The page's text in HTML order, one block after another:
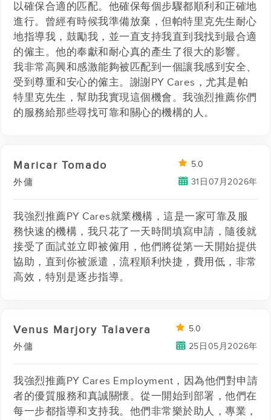
以確保合適的匹配。他確保每個步驟都順利和正確地
進行。曾經有時候我準備放棄，但帕特里克先生耐心
地指導我，鼓勵我，並一直支持我直到我找到最合適
的僱主。他的奉獻和耐心真的產生了很大的影響。
我非常高興和感激能夠被匹配到一個讓我感到安全、
受到尊重和安心的僱主。謝謝PY Cares，尤其是帕
特里克先生，幫助我實現這個機會。我強烈推薦你們
的服務給那些尋找可靠和關心的機構的人。
Maricar Tomado
外傭
5.0
31日07月2026年
我強烈推薦PY Cares就業機構，這是一家可靠及服
務快速的機構，我只花了一天時間填寫申請，隨後就
接受了面試並立即被僱用，他們將從第一天開始提供
協助，直到你被派遣，流程順利快捷，費用低，非常
高效，特別是逐步指導。
Venus Marjory Talavera
外傭
5.0
25日05月2026年
我強烈推薦PY Cares Employment，因為他們對申請
者的優質服務和真誠關懷。從一開始到部署，他們在
每一步都指導和支持我。他們非常樂於助人，專業，